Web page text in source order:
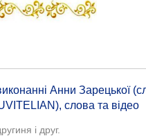
Анни Зарецької
слова та відео
і друг.